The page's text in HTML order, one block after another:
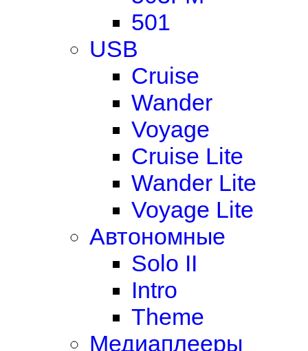
501
USB
Cruise
Wander
Voyage
Cruise Lite
Wander Lite
Voyage Lite
Автономные
Solo II
Intro
Theme
Медиаплееры